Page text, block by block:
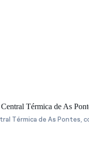
¿Has
Térmica de As Pontes,